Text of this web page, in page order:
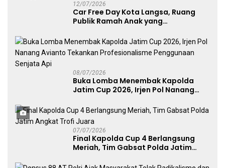
12/07/2026
Car Free Day Kota Langsa, Ruang
Publik Ramah Anak yang
Publik
08/07/2026
Buka Lomba Menembak Kapolda
Jatim Cup 2026, Irjen Pol Nanang
Penggunaan Senjata Api
07/07/2026
Final Kapolda Cup 4 Berlangsung
Meriah, Tim Gabsat Polda Jatim